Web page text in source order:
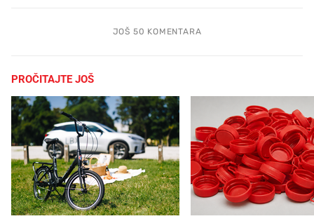
JOŠ 50 KOMENTARA
PROČITAJTE JOŠ